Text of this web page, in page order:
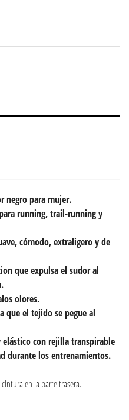
negro para mujer.
running, trail-running y
cómodo, extraligero y de
que expulsa el sudor al
olores.
que el tejido se pegue al
con rejilla transpirable
durante los entrenamientos.
en la parte trasera.